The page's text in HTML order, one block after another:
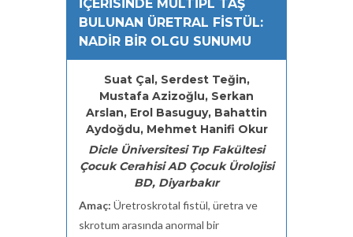
İÇERİSİNDE MULTİPL TAŞ
BULUNAN ÜRETRAL FİSTÜL:
NADİR BİR OLGU SUNUMU
Suat Çal, Serdest Teğin,
Mustafa Azizoğlu, Serkan
Arslan, Erol Basuguy, Bahattin
Aydoğdu, Mehmet Hanifi Okur
Dicle Üniversitesi Tıp Fakültesi
Çocuk Cerahisi AD Çocuk Ürolojisi
BD, Diyarbakır
Amaç: Üretroskrotal fistül, üretra ve
skrotum arasında anormal bir